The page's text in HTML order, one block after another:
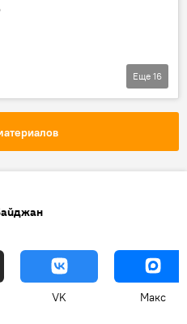
страны Балтии
Россия
Еще 16
VK Макс